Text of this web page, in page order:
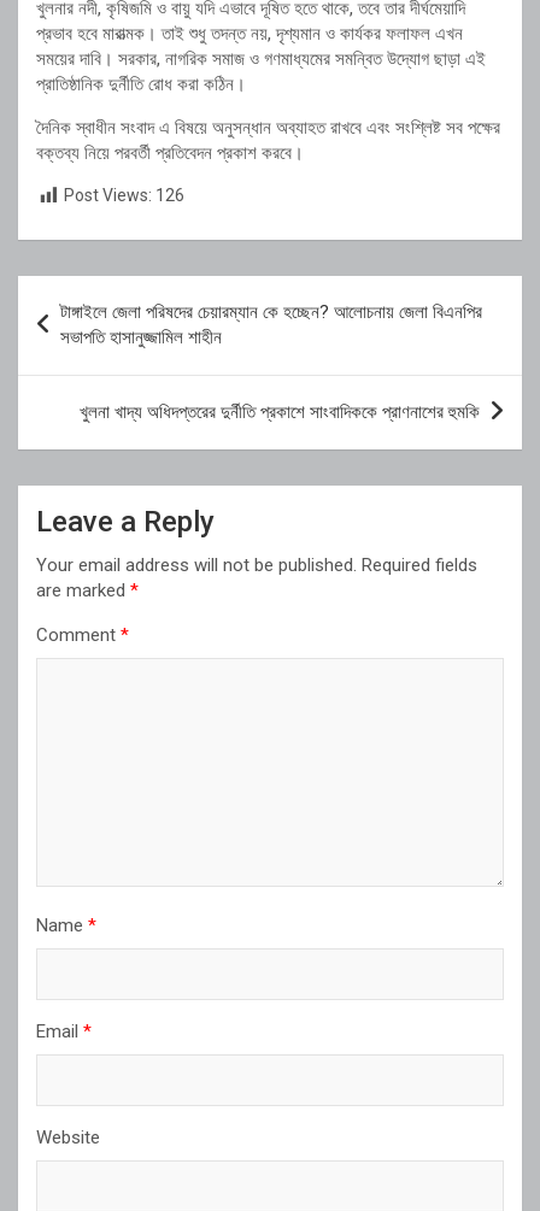
খুলনার নদী, কৃষিজমি ও বায়ু যদি এভাবে দূষিত হতে থাকে, তবে তার দীর্ঘমেয়াদি
প্রভাব হবে মারাত্মক। তাই শুধু তদন্ত নয়, দৃশ্যমান ও কার্যকর ফলাফল এখন
সময়ের দাবি। সরকার, নাগরিক সমাজ ও গণমাধ্যমের সমন্বিত উদ্যোগ ছাড়া এই
প্রাতিষ্ঠানিক দুর্নীতি রোধ করা কঠিন।
দৈনিক স্বাধীন সংবাদ এ বিষয়ে অনুসন্ধান অব্যাহত রাখবে এবং সংশ্লিষ্ট সব পক্ষের
বক্তব্য নিয়ে পরবর্তী প্রতিবেদন প্রকাশ করবে।
Post Views: 126
navigation
টাঙ্গাইলে জেলা পরিষদের চেয়ারম্যান কে হচ্ছেন? আলোচনায় জেলা বিএনপির
সভাপতি হাসানুজ্জামিল শাহীন
খুলনা খাদ্য অধিদপ্তরের দুর্নীতি প্রকাশে সাংবাদিককে প্রাণনাশের হুমকি
Leave a Reply
Your email address will not be published. Required fields
are marked *
Comment *
Name *
Email *
Website